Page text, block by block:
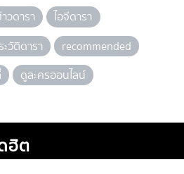
วดารา
ไอจีดารา
ะวัติดารา
recommended
ดูละครออนไลน์
ฮิต